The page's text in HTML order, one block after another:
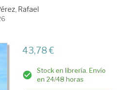
Rafael
43,78 €
Stock en librería. Envío
en 24/48 horas